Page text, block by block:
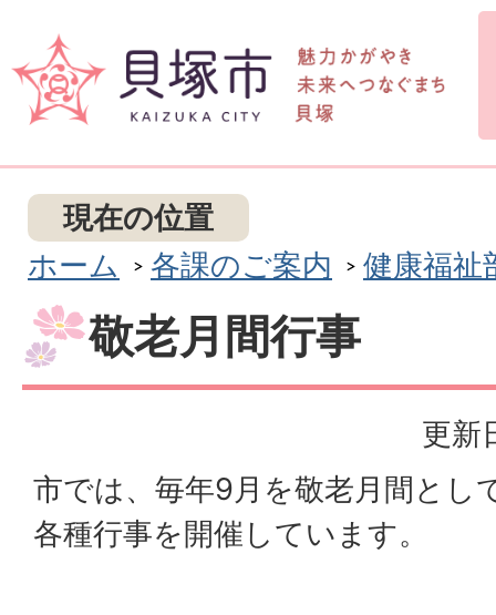
現在の位置
ホーム
各課のご案内 健康福祉
敬老月間行事
更新
市では、毎年9月を敬老月間とし
各種行事を開催しています。